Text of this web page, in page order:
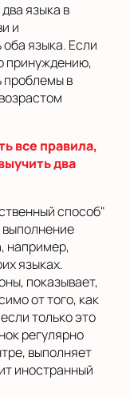
языка в
и
языка. Если
принуждению,
проблемы в
все правила,
два
способ"
выполнение
например,
языках.
показывает,
от того, как
только это
регулярно
выполняет
иностранный